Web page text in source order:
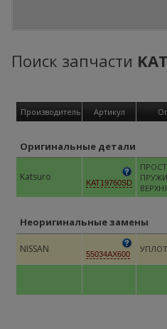
Поиск запчасти
Производитель Артикул
Оригинальные детали
Katsuro KAT19760SD
Неоригинальные замены
NISSAN 55034AX600